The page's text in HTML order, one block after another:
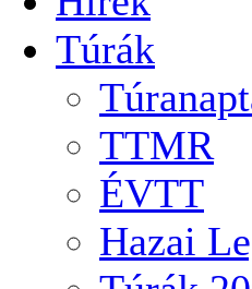
Túrák
TTMR
ÉVTT
Hazai